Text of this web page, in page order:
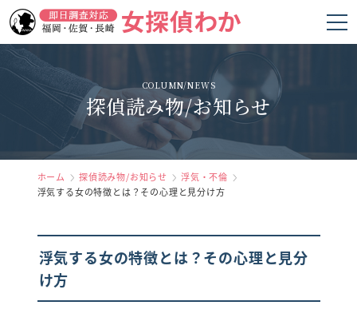
女探偵わかの強み
調査項目
料金
お客様の声
COLUMN/NEWS
探偵読み物/お知らせ
ホーム 探偵読み物/お知らせ
浮気・不倫
浮気する女の特徴とは？その心理と見分け方
浮気する女の特徴とは？その心理と見分
け方